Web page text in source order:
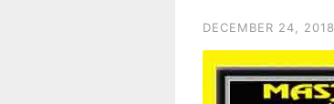
DECEMBER 24, 2018